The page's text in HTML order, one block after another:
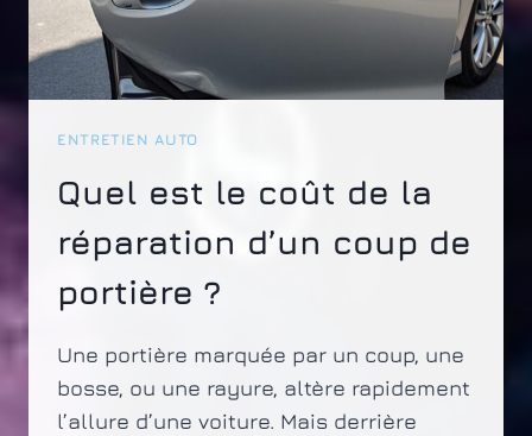
ENTRETIEN AUTO
Quel est le coût de la
réparation d’un coup de
portière ?
Une portière marquée par un coup, une
bosse, ou une rayure, altère rapidement
l’allure d’une voiture. Mais derrière